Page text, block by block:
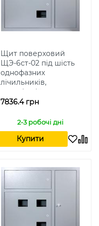
Щит поверховий
ЩЭ-6ст-02 під шість
однофазних
лічильників,
внутрішній
7836.4 грн
2-3 робочі дні
Купити